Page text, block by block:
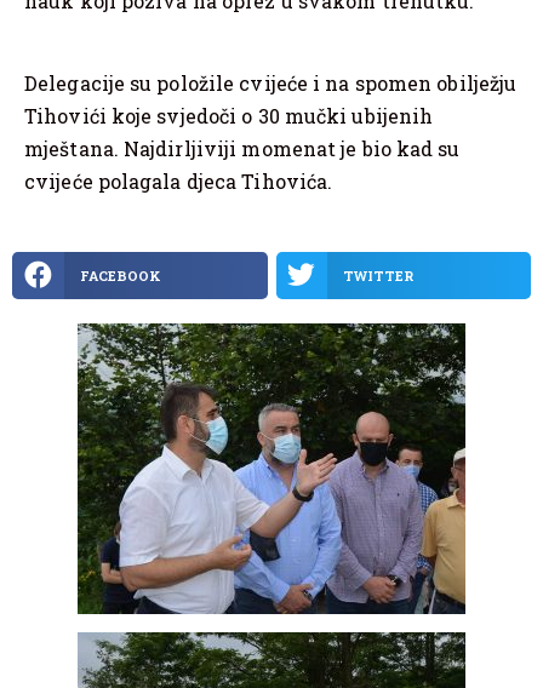
Delegacije su položile cvijeće i na spomen obilježju
Tihovići koje svjedoči o 30 mučki ubijenih
mještana. Najdirljiviji momenat je bio kad su
cvijeće polagala djeca Tihovića.
FACEBOOK TWITTER